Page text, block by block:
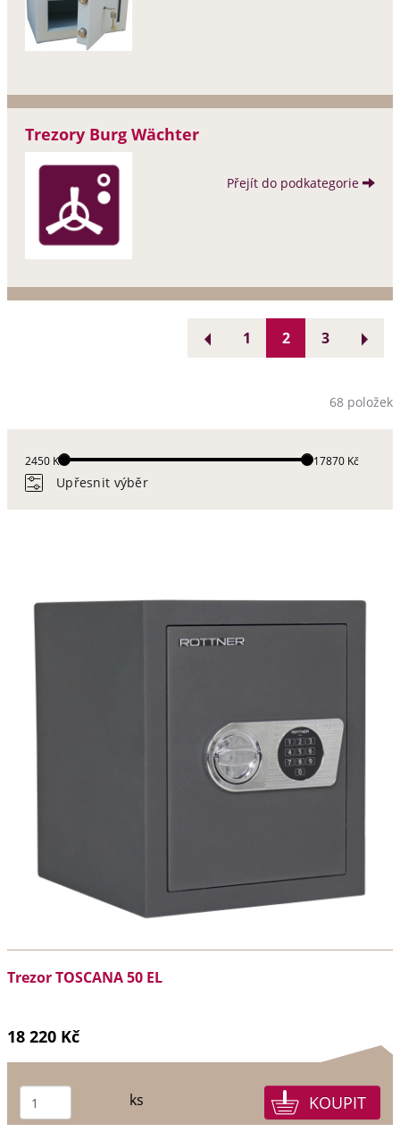
Trezory Burg Wächter
Přejít do podkategorie
1 2 3
68 položek
Upřesnit výběr
2450 Kč 117870 Kč
Trezor TOSCANA 50 EL
18 220 Kč
ks